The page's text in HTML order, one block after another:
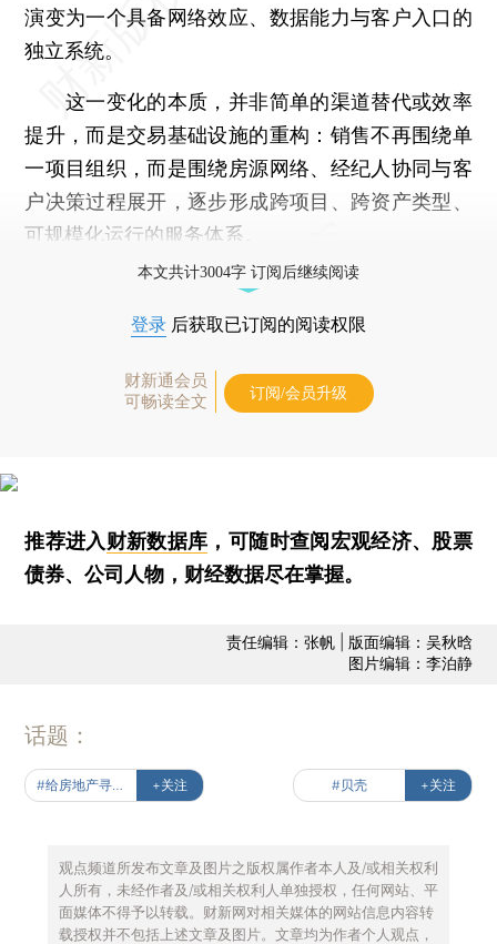
演变为一个具备网络效应、数据能力与客户入口的
独立系统。
这一变化的本质，并非简单的渠道替代或效率
提升，而是交易基础设施的重构：销售不再围绕单
一项目组织，而是围绕房源网络、经纪人协同与客
户决策过程展开，逐步形成跨项目、跨资产类型、
可规模化运行的服务体系。
本文共计3004字 订阅后继续阅读
登录 后获取已订阅的阅读权限
财新通会员
可畅读全文
订阅/会员升级
推荐进入财新数据库 ，可随时查阅宏观经济、股票
债券、公司人物，财经数据尽在掌握。
责任编辑：张帆 | 版面编辑：吴秋晗
图片编辑：李泊静
话题：
+关注 #贝壳 +关注
观点频道所发布文章及图片之版权属作者本人及/或相关权利
人所有，未经作者及/或相关权利人单独授权，任何网站、平
面媒体不得予以转载。财新网对相关媒体的网站信息内容转
载授权并不包括上述文章及图片。文章均为作者个人观点，